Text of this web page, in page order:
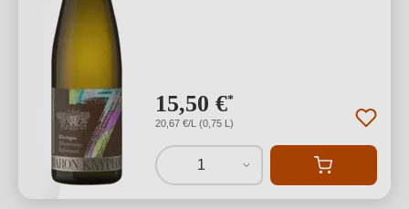
15,50 €*
20,67 €/L (0,75 L)
1